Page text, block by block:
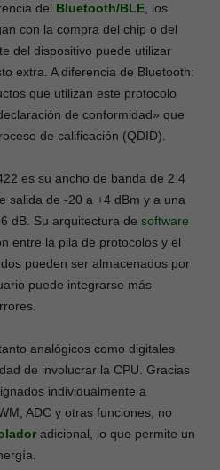
del Bluetooth/BLE , los
con la compra del chip o del
del dispositivo puede utilizar
extra. A diferencia de Bluetooth:
que utilizan este protocolo
de conformidad» que
de calificación (QDID).
es su ancho de banda de 2.4
salida de ‑20 a +4 dBm y a una
dB. Su arquitectura de software
entre la pila de protocolos y el
pueden ser almacenados por
puede integrarse más
analógicos como digitales
de involucrar la CPU. Gracias
individualmente a
ADC y otras funciones, no
adicional, lo que permite un